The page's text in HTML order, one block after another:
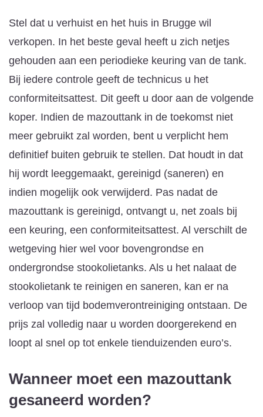
Stel dat u verhuist en het huis in Brugge wil
verkopen. In het beste geval heeft u zich netjes
gehouden aan een periodieke keuring van de tank.
Bij iedere controle geeft de technicus u het
conformiteitsattest. Dit geeft u door aan de volgende
koper. Indien de mazouttank in de toekomst niet
meer gebruikt zal worden, bent u verplicht hem
definitief buiten gebruik te stellen. Dat houdt in dat
hij wordt leeggemaakt, gereinigd (saneren) en
indien mogelijk ook verwijderd. Pas nadat de
mazouttank is gereinigd, ontvangt u, net zoals bij
een keuring, een conformiteitsattest. Al verschilt de
wetgeving hier wel voor bovengrondse en
ondergrondse stookolietanks. Als u het nalaat de
stookolietank te reinigen en saneren, kan er na
verloop van tijd bodemverontreiniging ontstaan. De
prijs zal volledig naar u worden doorgerekend en
loopt al snel op tot enkele tienduizenden euro’s.
Wanneer moet een mazouttank
gesaneerd worden?